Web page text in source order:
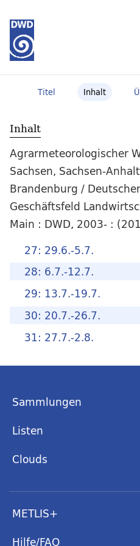
Titel Inhalt
Inhalt
Agrarmeteorologischer
Sachsen, Sachsen-
Brandenburg /
Geschäftsfeld
Main : DWD, 2003- :
27: 29.6.-5.7.
28: 6.7.-12.7.
29: 13.7.-19.7.
30: 20.7.-26.7.
31: 27.7.-2.8.
Sammlungen
Listen
Clouds
METLIS+
Hilfe/FAQ